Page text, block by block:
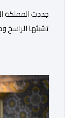
جددت المملكة
تشبثها الراسخ
الشريف،
لحل الصراع
والتطرف
كل […]